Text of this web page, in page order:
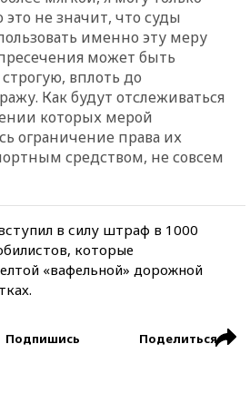
это не значит, что суды
именно эту меру
может быть
вплоть до
Как будут отслеживаться
которых мерой
ограничение права их
средством, не совсем
в силу штраф в 1000
которые
«вафельной» дорожной
Подпишись Поделиться